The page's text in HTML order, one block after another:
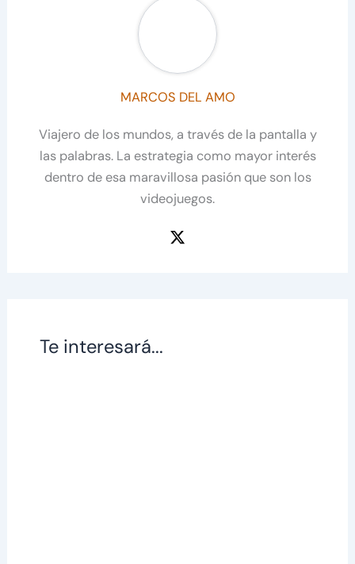
MARCOS DEL AMO
Viajero de los mundos, a través de la pantalla y
las palabras. La estrategia como mayor interés
dentro de esa maravillosa pasión que son los
videojuegos.
Te interesará...